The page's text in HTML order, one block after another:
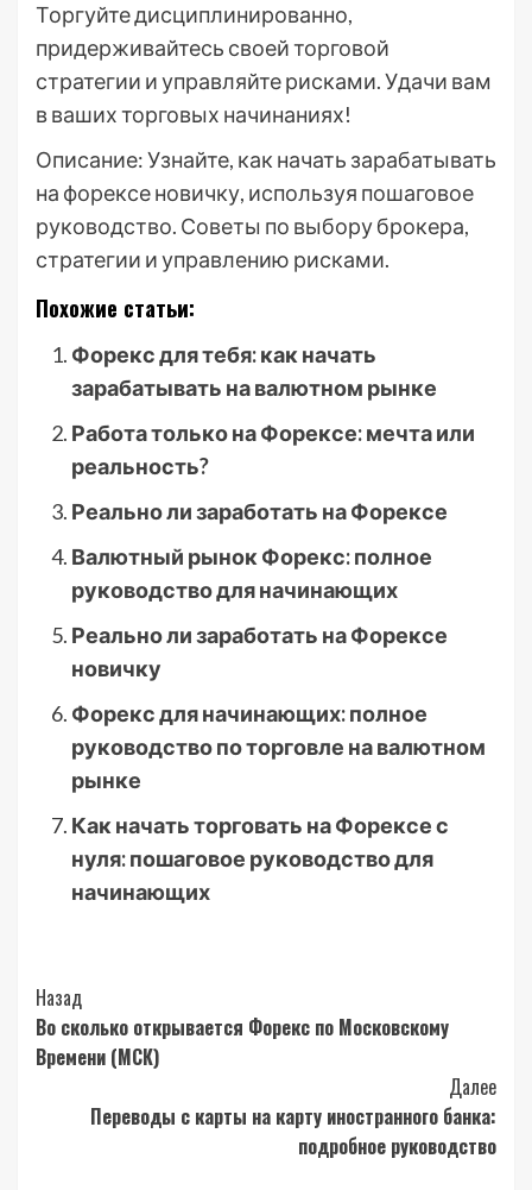
Торгуйте дисциплинированно,
придерживайтесь своей торговой
стратегии и управляйте рисками. Удачи вам
в ваших торговых начинаниях!
Описание: Узнайте, как начать зарабатывать
на форексе новичку, используя пошаговое
руководство. Советы по выбору брокера,
стратегии и управлению рисками.
Похожие статьи:
Форекс для тебя: как начать
зарабатывать на валютном рынке
Работа только на Форексе: мечта или
реальность?
Реально ли заработать на Форексе
Валютный рынок Форекс: полное
руководство для начинающих
Реально ли заработать на Форексе
новичку
Форекс для начинающих: полное
руководство по торговле на валютном
рынке
Как начать торговать на Форексе с
нуля: пошаговое руководство для
начинающих
Post
Navigation
Назад
Во сколько открывается Форекс по Московскому
Времени (МСК)
Далее
Переводы с карты на карту иностранного банка:
подробное руководство